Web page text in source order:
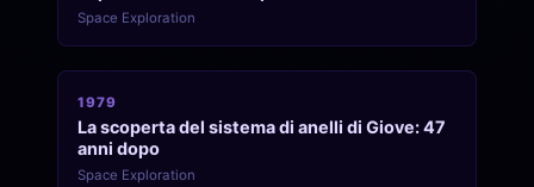
Space Exploration
1979
La scoperta del sistema di anelli di Giove: 47
anni dopo
Space Exploration